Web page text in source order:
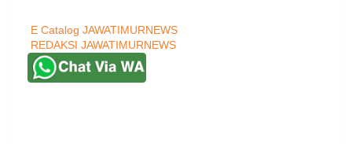
E Catalog JAWATIMURNEWS
REDAKSI JAWATIMURNEWS